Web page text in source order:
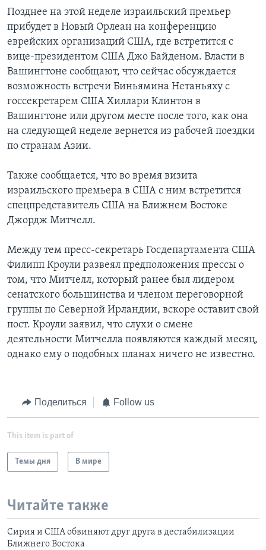
Позднее на этой неделе израильский премьер
прибудет в Новый Орлеан на конференцию
еврейских организаций США, где встретится с
вице-президентом США Джо Байденом. Власти в
Вашингтоне сообщают, что сейчас обсуждается
возможность встречи Биньямина Нетаньяху с
госсекретарем США Хиллари Клинтон в
Вашингтоне или другом месте после того, как она
на следующей неделе вернется из рабочей поездки
по странам Азии.
Также сообщается, что во время визита
израильского премьера в США с ним встретится
спецпредставитель США на Ближнем Востоке
Джордж Митчелл.
Между тем пресс-секретарь Госдепартамента США
Филипп Кроули развеял предположения прессы о
том, что Митчелл, который ранее был лидером
сенатского большинства и членом переговорной
группы по Северной Ирландии, вскоре оставит свой
пост. Кроули заявил, что слухи о смене
деятельности Митчелла появляются каждый месяц,
однако ему о подобных планах ничего не известно.
Поделиться Follow us
This item is part of
Темы дня В мире
Читайте также
Сирия и США обвиняют друг друга в дестабилизации
Ближнего Востока